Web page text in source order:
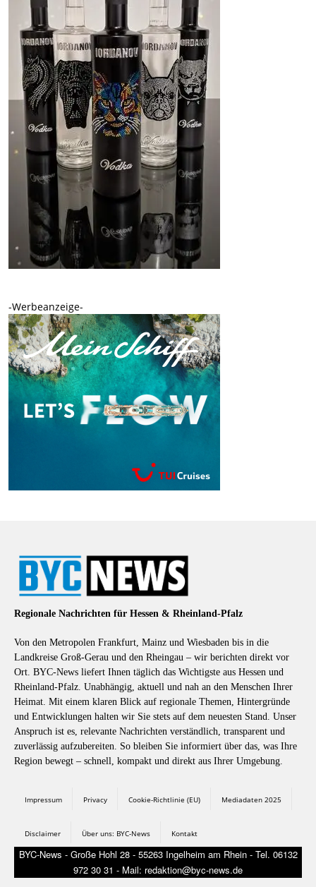
-Werbeanzeige-
Regionale Nachrichten für Hessen & Rheinland-Pfalz
Von den Metropolen Frankfurt, Mainz und Wiesbaden bis in die
Landkreise Groß-Gerau und den Rheingau – wir berichten direkt vor
Ort. BYC-News liefert Ihnen täglich das Wichtigste aus Hessen und
Rheinland-Pfalz. Unabhängig, aktuell und nah an den Menschen Ihrer
Heimat. Mit einem klaren Blick auf regionale Themen, Hintergründe
und Entwicklungen halten wir Sie stets auf dem neuesten Stand. Unser
Anspruch ist es, relevante Nachrichten verständlich, transparent und
zuverlässig aufzubereiten. So bleiben Sie informiert über das, was Ihre
Region bewegt – schnell, kompakt und direkt aus Ihrer Umgebung.
Impressum Privacy Cookie-Richtlinie (EU) Mediadaten 2025
Disclaimer Über uns: BYC-News Kontakt
BYC-News - Große Hohl 28 - 55263 Ingelheim am Rhein - Tel. 06132
972 30 31 - Mail: redaktion@byc-news.de